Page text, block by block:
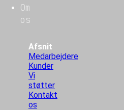
Om
os
Afsnit
Medarbejdere
Kunder
Vi
støtter
Kontakt
os